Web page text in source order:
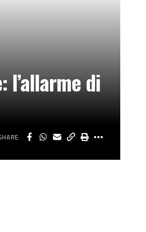
l’allarme di